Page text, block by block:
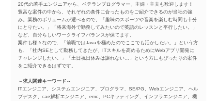
20代の若手エンジニアから、ベテランプログラマー、主婦・主夫も歓迎します！
豊富な案件の中から、それぞれの条件に合ったものをご紹介できるのが当社の強
み。業務のボリュームが選べるので、「趣味のスポーツや音楽を楽しむ時間も十分
にとりたい。」「将来海外で勤務してみたいので英語のレッスンと平行したい。」
など、自分らしいワークライフバランスが保てます。
案件も様々なので、「前職ではJavaを極めたのでここでも活かしたい。」という方
も、「社内SEとして勤務してきたが、ITスキルを高めるためにWebアプリ開発に
チャレンジしたい。」「土日祝日休みは譲れない…」という方にもぴったりの案件
をご紹介できるはずです。
～求人関連キーワード～
ITエンジニア、システムエンジニア、プログラマ、SE/PG、Webエンジニア、ヘル
プデスク、cae解析エンジニア、emc、PCキッティング、インフラエンジニア、機